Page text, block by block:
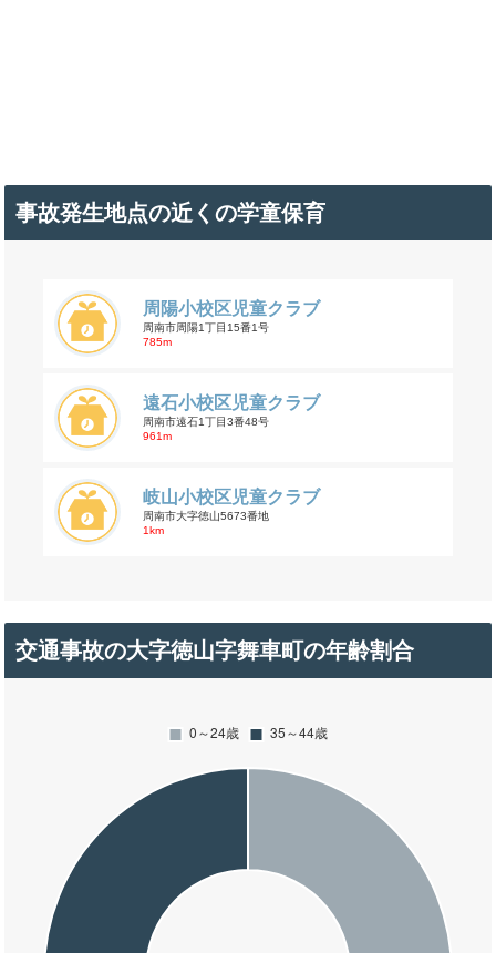
事故発生地点の近くの学童保育
周陽小校区児童クラブ
周南市周陽1丁目15番1号
785m
遠石小校区児童クラブ
周南市遠石1丁目3番48号
961m
岐山小校区児童クラブ
周南市大字徳山5673番地
1km
交通事故の大字徳山字舞車町の年齢割合